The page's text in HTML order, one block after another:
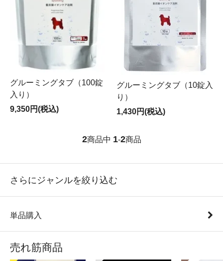
グルーミングタブ（100錠
入り）
9,350円(税込)
グルーミングタブ（10錠入
り）
1,430円(税込)
2商品中 1-2商品
さらにジャンルを絞り込む
単品購入
売れ筋商品